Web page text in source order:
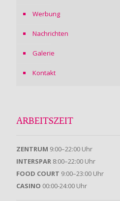
Werbung
Nachrichten
Galerie
Kontakt
ARBEITSZEIT
ZENTRUM 9:00–22:00 Uhr
INTERSPAR 8:00–22:00 Uhr
FOOD COURT 9:00–23:00 Uhr
CASINO 00:00-24:00 Uhr